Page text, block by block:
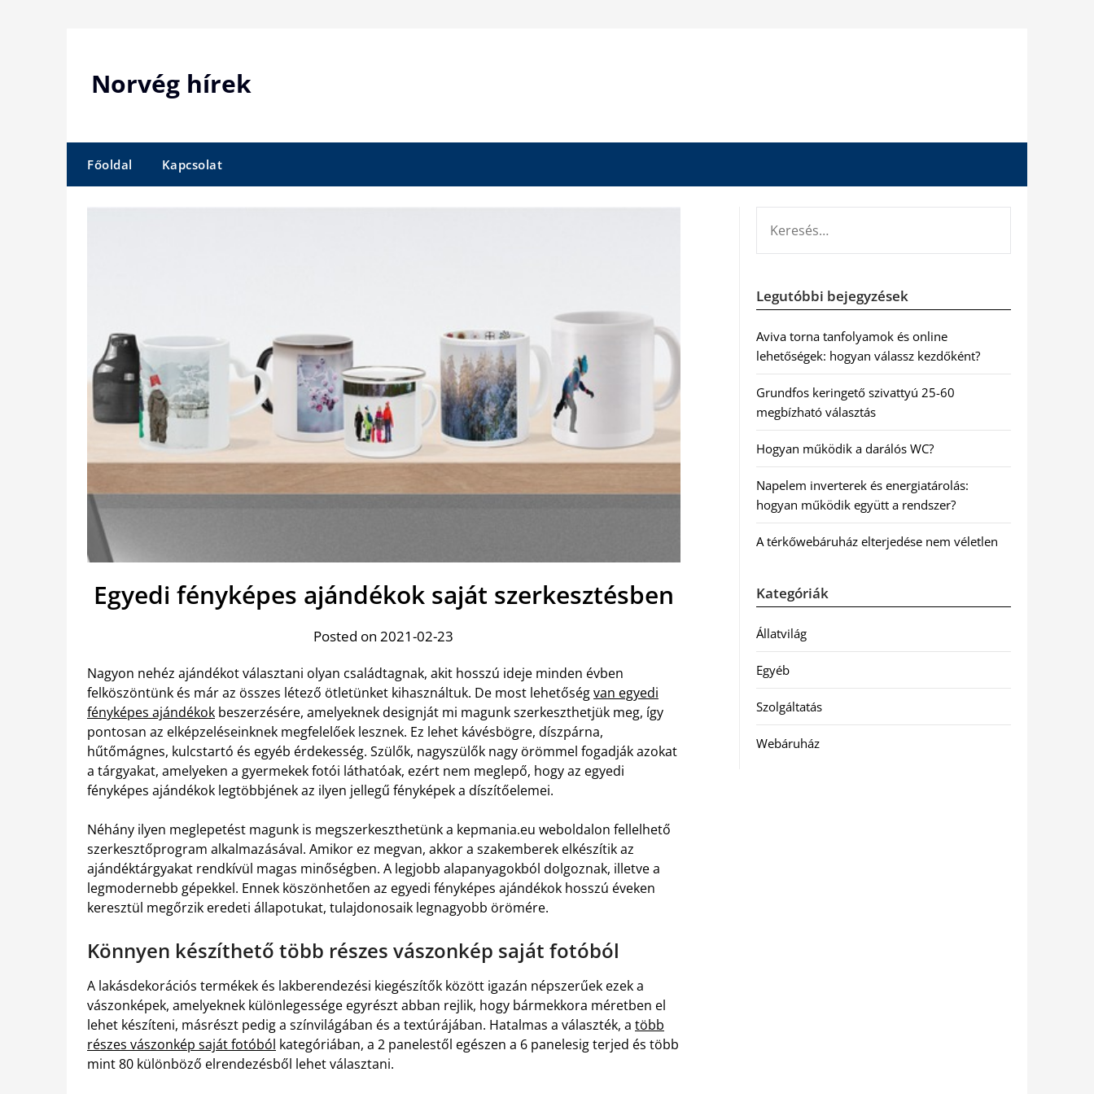
Norvég hírek
Főoldal Kapcsolat
Egyedi fényképes ajándékok saját szerkesztésben
Posted on 2021-02-23
Nagyon nehéz ajándékot választani olyan családtagnak, akit hosszú ideje minden évben
felköszöntünk és már az összes létező ötletünket kihasználtuk. De most lehetőségvan egyedi
fényképes ajándékok beszerzésére, amelyeknek designját mi magunk szerkeszthetjük meg, így
pontosan az elképzeléseinknek megfelelőek lesznek. Ez lehet kávésbögre, díszpárna,
hűtőmágnes, kulcstartó és egyéb érdekesség. Szülők, nagyszülők nagy örömmel fogadják azokat
a tárgyakat, amelyeken a gyermekek fotói láthatóak, ezért nem meglepő, hogy az egyedi
fényképes ajándékok legtöbbjének az ilyen jellegű fényképek a díszítőelemei.
Néhány ilyen meglepetést magunk is megszerkeszthetünk a kepmania.eu weboldalon fellelhető
szerkesztőprogram alkalmazásával. Amikor ez megvan, akkor a szakemberek elkészítik az
ajándéktárgyakat rendkívül magas minőségben. A legjobb alapanyagokból dolgoznak, illetve a
legmodernebb gépekkel. Ennek köszönhetően az egyedi fényképes ajándékok hosszú éveken
keresztül megőrzik eredeti állapotukat, tulajdonosaik legnagyobb örömére.
Könnyen készíthető több részes vászonkép saját fotóból
A lakásdekorációs termékek és lakberendezési kiegészítők között igazán népszerűek ezek a
vászonképek, amelyeknek különlegessége egyrészt abban rejlik, hogy bármekkora méretben el
lehet készíteni, másrészt pedig a színvilágában és a textúrájában. Hatalmas a választék, a több
részes vászonkép saját fotóból kategóriában, a 2 panelestől egészen a 6 panelesig terjed és több
mint 80 különböző elrendezésből lehet választani.
Legutóbbi bejegyzések
Aviva torna tanfolyamok és online
lehetőségek: hogyan válassz kezdőként?
Grundfos keringető szivattyú 25-60
megbízható választás
Hogyan működik a darálós WC?
Napelem inverterek és energiatárolás:
hogyan működik együtt a rendszer?
A térkőwebáruház elterjedése nem véletlen
Kategóriák
Állatvilág
Egyéb
Szolgáltatás
Webáruház